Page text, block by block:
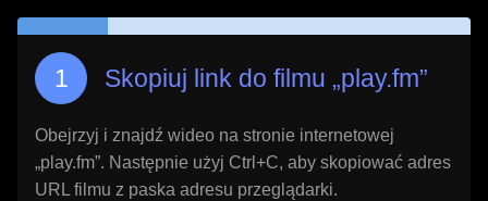
Skopiuj link do filmu „play.fm”
Obejrzyj i znajdź wideo na stronie internetowej
„play.fm”. Następnie użyj Ctrl+C, aby skopiować adres
URL filmu z paska adresu przeglądarki.